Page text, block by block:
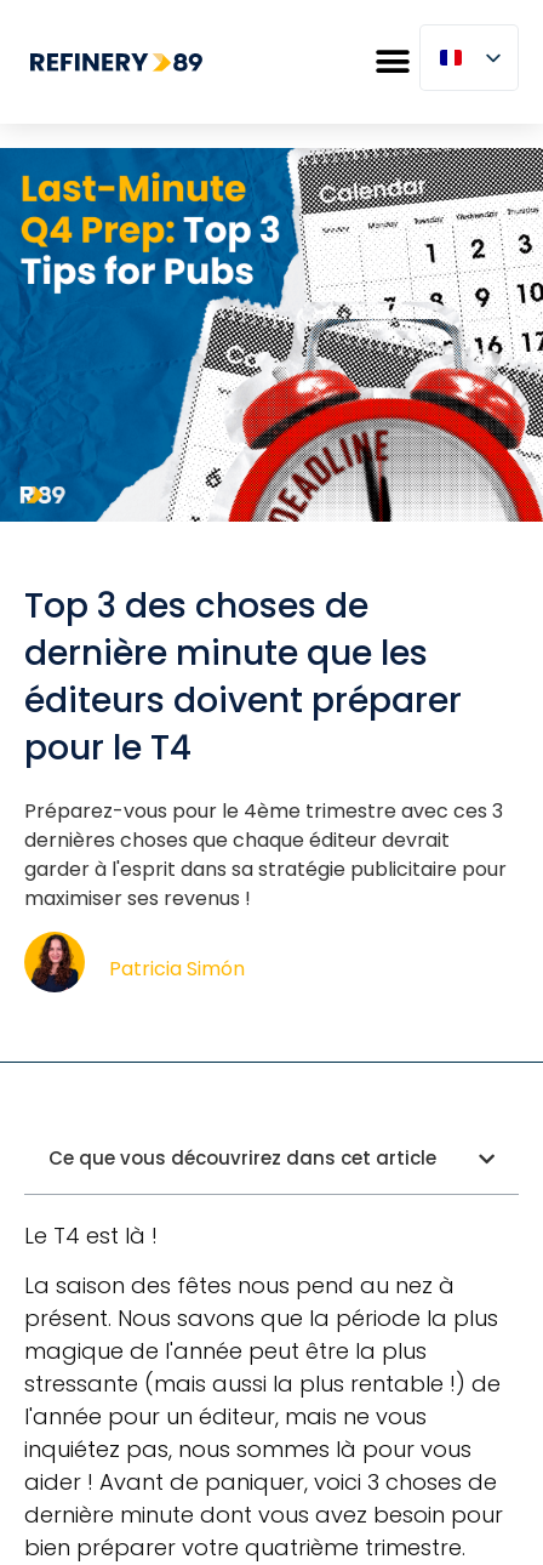
Top 3 des choses de
dernière minute que les
éditeurs doivent préparer
pour le T4
Préparez-vous pour le 4ème trimestre avec ces 3
dernières choses que chaque éditeur devrait
garder à l'esprit dans sa stratégie publicitaire pour
maximiser ses revenus !
Patricia Simón
Ce que vous découvrirez dans cet article
Le T4 est là !
La saison des fêtes nous pend au nez à
présent. Nous savons que la période la plus
magique de l'année peut être la plus
stressante (mais aussi la plus rentable !) de
l'année pour un éditeur, mais ne vous
inquiétez pas, nous sommes là pour vous
aider ! Avant de paniquer, voici 3 choses de
dernière minute dont vous avez besoin pour
bien préparer votre quatrième trimestre.